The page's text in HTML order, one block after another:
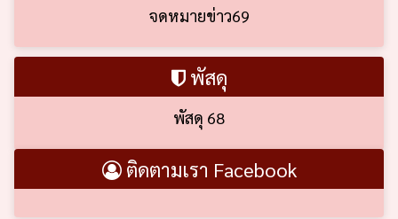
จดหมายข่าว69
พัสดุ
พัสดุ 68
ติดตามเรา Facebook